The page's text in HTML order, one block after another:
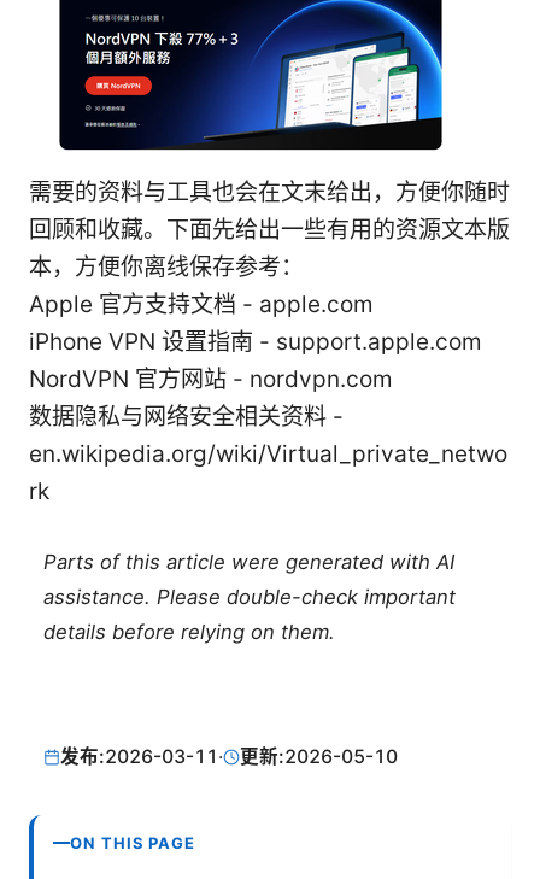
需要的资料与工具也会在文末给出，方便你随时
回顾和收藏。下面先给出一些有用的资源文本版
本，方便你离线保存参考：
Apple 官方支持文档 - apple.com
iPhone VPN 设置指南 - support.apple.com
NordVPN 官方网站 - nordvpn.com
数据隐私与网络安全相关资料 -
en.wikipedia.org/wiki/Virtual_private_netwo
rk
Parts of this article were generated with AI
assistance. Please double-check important
details before relying on them.
发布:2026-03-11 · 更新:2026-05-10
ON THIS PAGE